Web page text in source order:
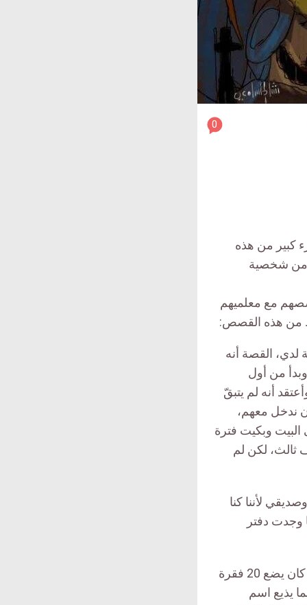
article
0
كبير من هذه
من شخصية
مع معلميهم
من هذه القصص:
لدي، القصة أنه
من أول
أنه لم يتبقّ
ندخل معهم،
البيت وبكيت فترة
ثالث، لكن لم
لأننا كنا
وجدت دفتر
مدرس العلوم في الامتحانات الشهرية، في إحدى المدارس الحكومية في تعز، كان يضع 20 فقرة
يذيع اسم